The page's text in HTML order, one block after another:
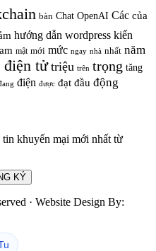
bàn Chat OpenAI Các của
hướng dẫn wordpress kiến
mật mới mức ngay nhà nhất năm
điện tửtriệu trên trọng tăng
điện được đạt đầu động
khuyến mại mới nhất từ
· Website Design By: